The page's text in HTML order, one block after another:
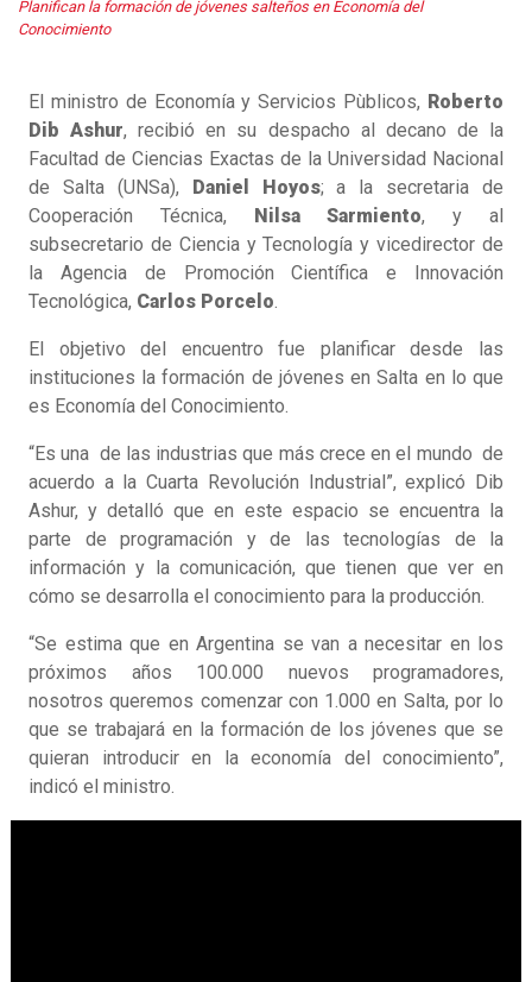
Planifican la formación de jóvenes salteños en Economía del
Conocimiento
El ministro de Economía y Servicios Pùblicos, Roberto
Dib Ashur, recibió en su despacho al decano de la
Facultad de Ciencias Exactas de la Universidad Nacional
de Salta (UNSa), Daniel Hoyos; a la secretaria de
Cooperación Técnica, Nilsa Sarmiento, y al
subsecretario de Ciencia y Tecnología y vicedirector de
la Agencia de Promoción Científica e Innovación
Tecnológica, Carlos Porcelo
El objetivo del encuentro fue planificar desde las
instituciones la formación de jóvenes en Salta en lo que
es Economía del Conocimiento.
“Es una de las industrias que más crece en el mundo de
acuerdo a la Cuarta Revolución Industrial”, explicó Dib
Ashur, y detalló que en este espacio se encuentra la
parte de programación y de las tecnologías de la
información y la comunicación, que tienen que ver en
cómo se desarrolla el conocimiento para la producción.
“Se estima que en Argentina se van a necesitar en los
próximos años 100.000 nuevos programadores,
nosotros queremos comenzar con 1.000 en Salta, por lo
que se trabajará en la formación de los jóvenes que se
quieran introducir en la economía del conocimiento”,
indicó el ministro.